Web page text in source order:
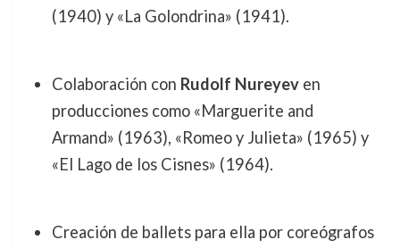
(1940) y «La Golondrina» (1941).
Colaboración con Rudolf Nureyeven
producciones como «Marguerite and
Armand» (1963), «Romeo y Julieta» (1965) y
«El Lago de los Cisnes» (1964).
Creación de ballets para ella por coreógrafos